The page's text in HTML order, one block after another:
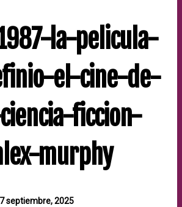
la-pelicula-
el-cine-de-
ficcion-
murphy
septiembre, 2025